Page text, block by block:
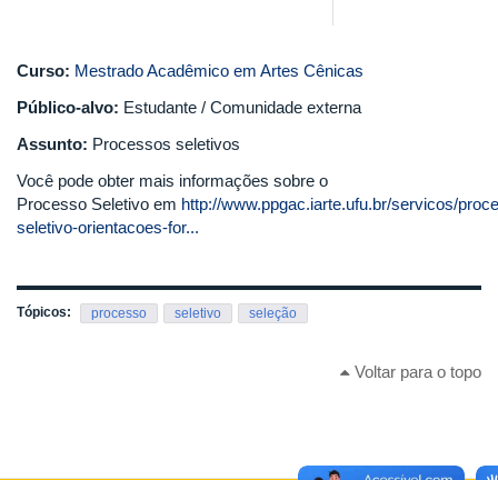
Curso: Mestrado Acadêmico em Artes Cênicas
Público-alvo: Estudante / Comunidade externa
Assunto: Processos seletivos
Você pode obter mais informações sobre o
Processo Seletivo em http://www.ppgac.iarte.ufu.br/servicos/
seletivo-orientacoes-for...
Tópicos: processo seletivo seleção
Voltar para o topo